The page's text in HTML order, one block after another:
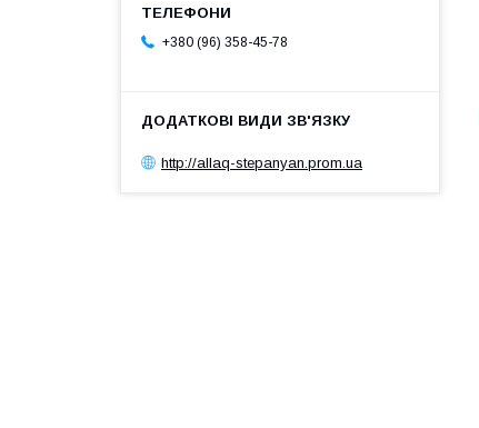
+380 (96) 358-45-78
http://allaq-stepanyan.prom.ua